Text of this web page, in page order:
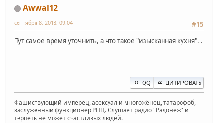
Awwal12
#15
сентября 8, 2018, 09:04
Тут самое время уточнить, а что такое "изысканная кухня"...
QQ ЦИТИРОВАТЬ
Фашиствующий имперец, асексуал и многожёнец, татарофоб,
заслуженный функционер РПЦ. Слушает радио "Радонеж" и
терпеть не может счастливых людей.